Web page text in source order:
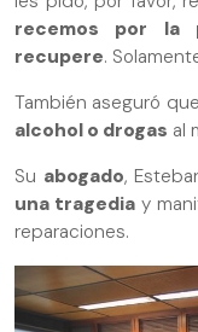
recemos por la
recupere.
También aseguró que
alcohol o drogas al
Su abogado,
una tragediay
reparaciones.